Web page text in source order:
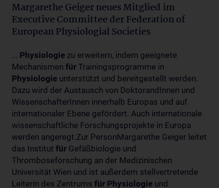
Margarethe Geiger neues Mitglied im
Executive Committee der Federation of
European Physiologial Societies
... Physiologie zu erweitern, indem geeignete
Mechanismen für Trainingsprogramme in
Physiologie unterstützt und bereitgestellt werden.
Dazu wird der Austausch von DoktorandInnen und
WissenschafterInnen innerhalb Europas und auf
internationaler Ebene gefördert. Auch internationale
wissenschaftliche Forschungsprojekte in Europa
werden angeregt.Zur PersonMargarethe Geiger leitet
das Institut für Gefäßbiologie und
Thromboseforschung an der Medizinischen
Universität Wien und ist außerdem stellvertretende
Leiterin des Zentrums für Physiologie und